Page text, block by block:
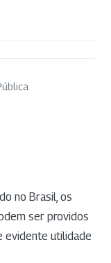
no Brasil, os
ser providos
evidente utilidade